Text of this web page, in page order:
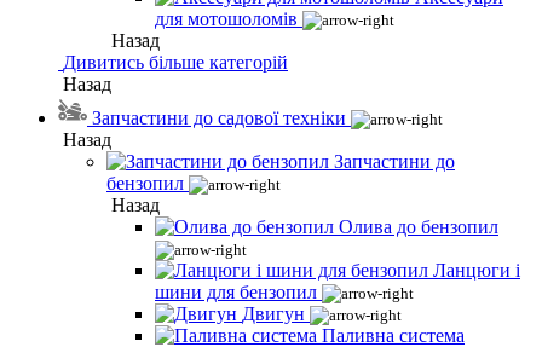
для мотошоломів
Назад
Дивитись більше категорій
Назад
Запчастини до садової техніки
Назад
Запчастини до
бензопил
Назад
Олива до бензопил
Ланцюги і
шини для бензопил
Двигун
Паливна система